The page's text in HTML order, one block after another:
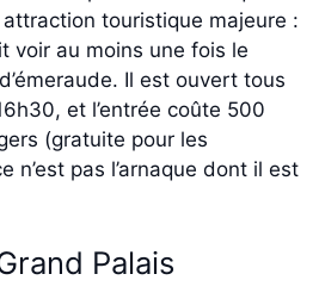
touristique majeure :
voir au moins une fois le
Il est ouvert tous
et l’entrée coûte 500
(gratuite pour les
n’est pas l’arnaque dont il est
Palais